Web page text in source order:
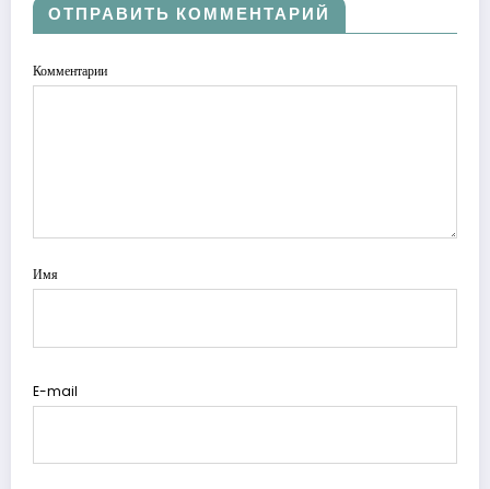
ОТПРАВИТЬ КОММЕНТАРИЙ
Комментарии
Имя
E-mail